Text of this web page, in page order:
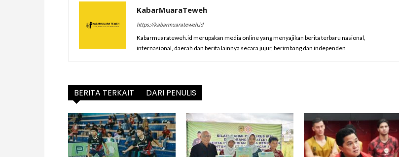
KabarMuaraTeweh
https://kabarmuarateweh.id
Kabarmuarateweh.id merupakan media online yang menyajikan berita terbaru nasional,
internasional, daerah dan berita lainnya secara jujur, berimbang dan independen
BERITA TERKAIT DARI PENULIS